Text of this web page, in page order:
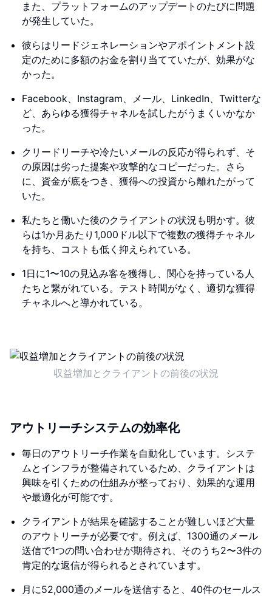
また、プラットフォームのアップデートのたびに問題
が発生していた。
彼らはリードジェネレーションやアポイントメント設
定のために多額のお金を割り当てていたが、効果がな
かった。
Facebook、Instagram、メール、LinkedIn、Twitterな
ど、あらゆる獲得チャネルを試したがうまくいかなか
った。
クリードリーチや冷たいメールの反応が得られず、そ
の原因は劣った提案や攻撃的なコピーだった。さら
に、資金が底をつき、獲得への投資から離れたがって
いた。
私たちと働いた後のクライアントの状況も明かす。彼
らは1か月あたり1,000ドル以下で複数の獲得チャネル
を持ち、コストも低く抑えられている。
1日に1〜10の見込み客を獲得し、関心を持っている人
たちと繋がれている。テスト時間がなく、適切な獲得
チャネルへと導かれている。
収益増加とクライアントの前後の状況
アウトリーチシステムの効率化
毎日のアウトリーチ作業を自動化しています。システ
ムとインフラが整備されているため、クライアントは
興味を引くための仕組みが整っており、効果的な運用
や最適化が可能です。
クライアントが結果を確認することが難しいほど大量
のアウトリーチが必要です。例えば、1300通のメール
送信で1つの問い合わせが期待され、そのうち2〜3件の
肯定的な返信が得られるとされています。
月に52,000通のメールを送信すると、40件のセールス